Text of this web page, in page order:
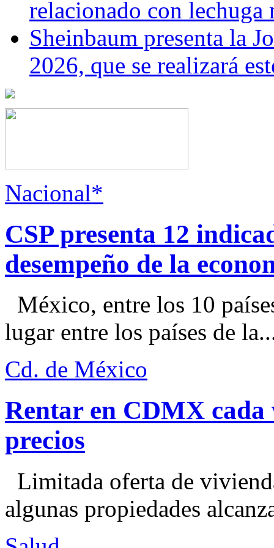
relacionado con lechuga
Sheinbaum presenta la
2026, que se realizará
Nacional*
CSP presenta 12
desempeño de la
México, entre los 10
lugar entre los países de
Cd. de México
Rentar en CDMX cada
precios
Limitada oferta de
algunas propiedades